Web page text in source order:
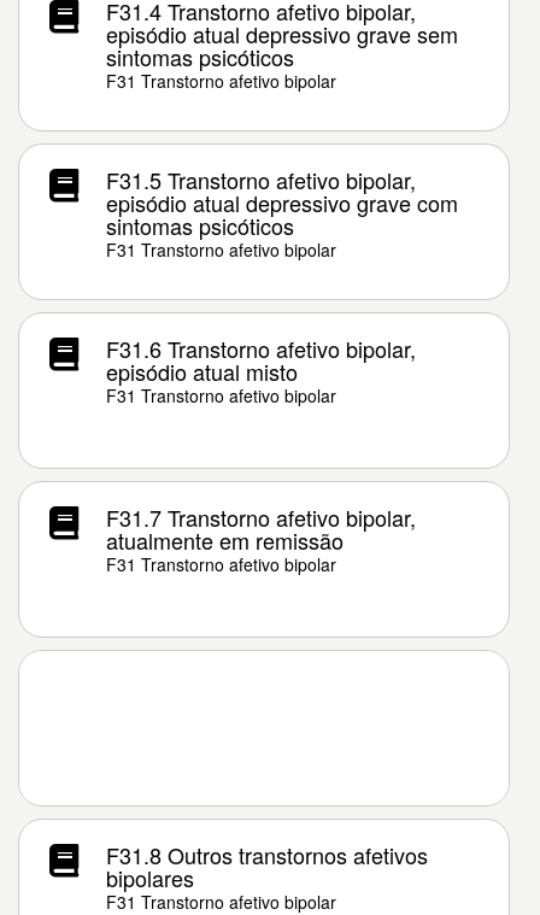
F31.4 Transtorno afetivo bipolar,
episódio atual depressivo grave sem
sintomas psicóticos
F31 Transtorno afetivo bipolar
F31.5 Transtorno afetivo bipolar,
episódio atual depressivo grave com
sintomas psicóticos
F31 Transtorno afetivo bipolar
F31.6 Transtorno afetivo bipolar,
episódio atual misto
F31 Transtorno afetivo bipolar
F31.7 Transtorno afetivo bipolar,
atualmente em remissão
F31 Transtorno afetivo bipolar
F31.8 Outros transtornos afetivos
bipolares
F31 Transtorno afetivo bipolar